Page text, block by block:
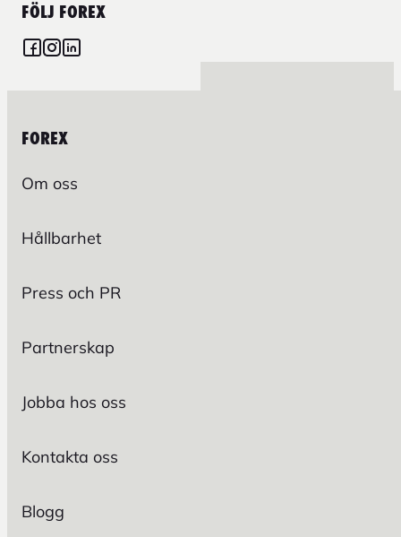
FÖLJ FOREX
FOREX
Om oss
Hållbarhet
Press och PR
Partnerskap
Jobba hos oss
Kontakta oss
Blogg